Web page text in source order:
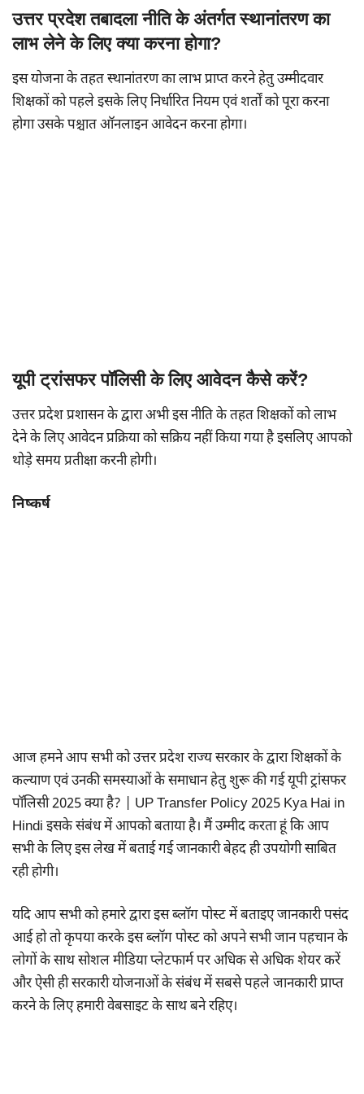
उत्तर प्रदेश तबादला नीति के अंतर्गत स्थानांतरण का
लाभ लेने के लिए क्या करना होगा?
इस योजना के तहत स्थानांतरण का लाभ प्राप्त करने हेतु उम्मीदवार
शिक्षकों को पहले इसके लिए निर्धारित नियम एवं शर्तों को पूरा करना
होगा उसके पश्चात ऑनलाइन आवेदन करना होगा।
यूपी ट्रांसफर पॉलिसी के लिए आवेदन कैसे करें?
उत्तर प्रदेश प्रशासन के द्वारा अभी इस नीति के तहत शिक्षकों को लाभ
देने के लिए आवेदन प्रक्रिया को सक्रिय नहीं किया गया है इसलिए आपको
थोड़े समय प्रतीक्षा करनी होगी।
निष्कर्ष
आज हमने आप सभी को उत्तर प्रदेश राज्य सरकार के द्वारा शिक्षकों के
कल्याण एवं उनकी समस्याओं के समाधान हेतु शुरू की गई यूपी ट्रांसफर
पॉलिसी 2025 क्या है? | UP Transfer Policy 2025 Kya Hai in
Hindi इसके संबंध में आपको बताया है। मैं उम्मीद करता हूं कि आप
सभी के लिए इस लेख में बताई गई जानकारी बेहद ही उपयोगी साबित
रही होगी।
यदि आप सभी को हमारे द्वारा इस ब्लॉग पोस्ट में बताइए जानकारी पसंद
आई हो तो कृपया करके इस ब्लॉग पोस्ट को अपने सभी जान पहचान के
लोगों के साथ सोशल मीडिया प्लेटफार्म पर अधिक से अधिक शेयर करें
और ऐसी ही सरकारी योजनाओं के संबंध में सबसे पहले जानकारी प्राप्त
करने के लिए हमारी वेबसाइट के साथ बने रहिए।